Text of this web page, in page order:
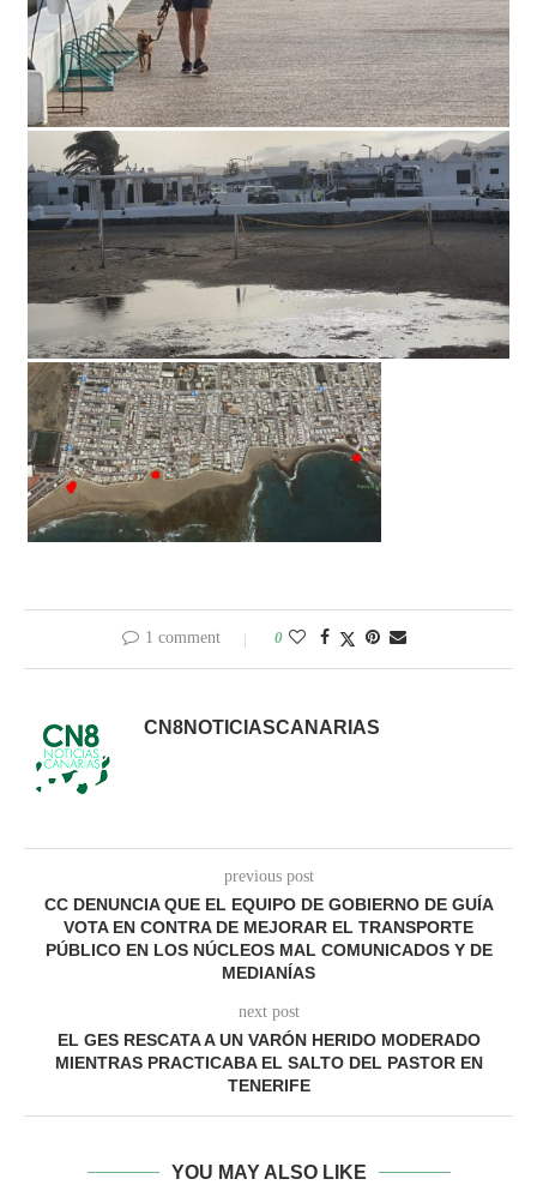
1 comment 0
CN8NOTICIASCANARIAS
previous post
CC DENUNCIA QUE EL EQUIPO DE GOBIERNO DE GUÍA
VOTA EN CONTRA DE MEJORAR EL TRANSPORTE
PÚBLICO EN LOS NÚCLEOS MAL COMUNICADOS Y DE
MEDIANÍAS
next post
EL GES RESCATA A UN VARÓN HERIDO MODERADO
MIENTRAS PRACTICABA EL SALTO DEL PASTOR EN
TENERIFE
YOU MAY ALSO LIKE